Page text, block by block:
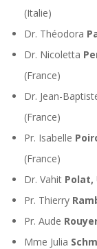
(Italie)
Dr. Théodora
Dr. Nicoletta
(France)
Dr. Jean-
(France)
Pr. Isabelle
(France)
Dr. Vahit Polat,
Pr. Thierry
Pr. Aude
Mme Julia